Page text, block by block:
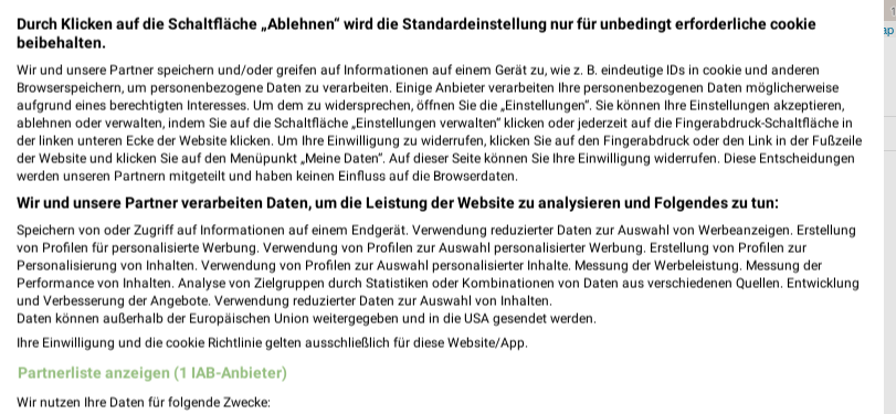
Leaflet|©OpenStreetMap
ÖPNV ANZEIGEN LADESÄULEN ANZEIGEN NAVIGATION MIT GOOGLE/IOS MAPS
Durch Klicken auf die Schaltfläche „Ablehnen“ wird die Standardeinstellung nur für unbedingt erforderliche cookie
beibehalten.
Wir und unsere Partner speichern und/oder greifen auf Informationen auf einem Gerät zu, wie z. B. eindeutige IDs in cookie und anderen
Browserspeichern, um personenbezogene Daten zu verarbeiten. Einige Anbieter verarbeiten Ihre personenbezogenen Daten möglicherweise
aufgrund eines berechtigten Interesses. Um dem zu widersprechen, öffnen Sie die „Einstellungen“. Sie können Ihre Einstellungen akzeptieren,
ablehnen oder verwalten, indem Sie auf die Schaltfläche „Einstellungen verwalten“ klicken oder jederzeit auf die Fingerabdruck-Schaltfläche in
der linken unteren Ecke der Website klicken. Um Ihre Einwilligung zu widerrufen, klicken Sie auf den Fingerabdruck oder den Link in der Fußzeile
der Website und klicken Sie auf den Menüpunkt „Meine Daten“. Auf dieser Seite können Sie Ihre Einwilligung widerrufen. Diese Entscheidungen
werden unseren Partnern mitgeteilt und haben keinen Einfluss auf die Browserdaten.
Wir und unsere Partner verarbeiten Daten, um die Leistung der Website zu analysieren und Folgendes zu tun:
Speichern von oder Zugriff auf Informationen auf einem Endgerät. Verwendung reduzierter Daten zur Auswahl von Werbeanzeigen. Erstellung
von Profilen für personalisierte Werbung. Verwendung von Profilen zur Auswahl personalisierter Werbung. Erstellung von Profilen zur
Personalisierung von Inhalten. Verwendung von Profilen zur Auswahl personalisierter Inhalte. Messung der Werbeleistung. Messung der
Performance von Inhalten. Analyse von Zielgruppen durch Statistiken oder Kombinationen von Daten aus verschiedenen Quellen. Entwicklung
und Verbesserung der Angebote. Verwendung reduzierter Daten zur Auswahl von Inhalten.
Daten können außerhalb der Europäischen Union weitergegeben und in die USA gesendet werden.
Ihre Einwilligung und die cookie Richtlinie gelten ausschließlich für diese Website/App.
Partnerliste anzeigen (1 IAB-Anbieter)
Wir nutzen Ihre Daten für folgende Zwecke: